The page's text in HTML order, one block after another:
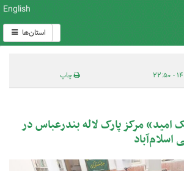
English
استان‌ها
چاپ
امید» مرکز پارک لاله بندرعباس در